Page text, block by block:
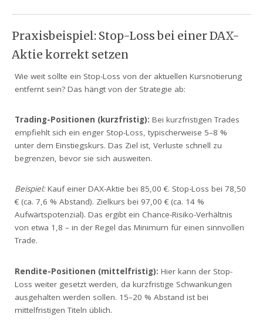
Praxisbeispiel: Stop-Loss bei einer DAX-
Aktie korrekt setzen
Wie weit sollte ein Stop-Loss von der aktuellen Kursnotierung
entfernt sein? Das hängt von der Strategie ab:
Trading-Positionen (kurzfristig): Bei kurzfristigen Trades
empfiehlt sich ein enger Stop-Loss, typischerweise 5–8 %
unter dem Einstiegskurs. Das Ziel ist, Verluste schnell zu
begrenzen, bevor sie sich ausweiten.
Beispiel:Kauf einer DAX-Aktie bei 85,00 €. Stop-Loss bei 78,50
€ (ca. 7,6 % Abstand). Zielkurs bei 97,00 € (ca. 14 %
Aufwärtspotenzial). Das ergibt ein Chance-Risiko-Verhältnis
von etwa 1,8 – in der Regel das Minimum für einen sinnvollen
Trade.
Rendite-Positionen (mittelfristig): Hier kann der Stop-
Loss weiter gesetzt werden, da kurzfristige Schwankungen
ausgehalten werden sollen. 15–20 % Abstand ist bei
mittelfristigen Titeln üblich.